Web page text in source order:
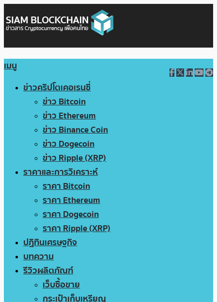
เมนู
ข่าวคริปโตเคอเรนซี่
ข่าว Bitcoin
ข่าว Ethereum
ข่าว Binance Coin
ข่าว Dogecoin
ข่าว Ripple (XRP)
ราคาและการวิเคราะห์
ราคา Bitcoin
ราคา Ethereum
ราคา Dogecoin
ราคา Ripple (XRP)
ปฏิทินเศรษฐกิจ
บทความ
รีวิวผลิตภัณฑ์
เว็บซื้อขาย
กระเป๋าเก็บเหรียญ